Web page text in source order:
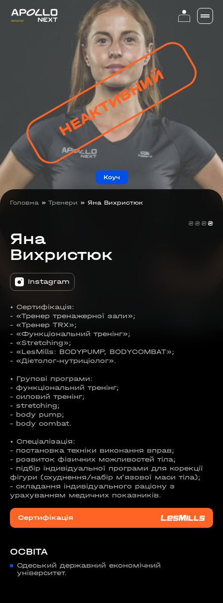
НЕАКТИВНИЙ
Коуч
Головна » Тренери » Яна Вихристюк
₴
₴
₴
₴
Яна
Вихристюк
Instagram
• Сертифікація:
- «Тренер тренажерної зали»;
- «Тренер TRX»;
- «Функціональний тренінг»;
- «Stretching»;
- «LesMills: BODYPUMP, BODYCOMBAT»;
- «Дієтолог-нутриціолог».
• Групові програми:
- функціональний тренінг;
- силовий тренінг;
- stretching;
- body pump;
- body combat.
• Спеціалізація:
- постановка техніки виконання вправ;
- розвиток фізичних можливостей тіла;
- підбір індивідуальної програми для корекції
фігури (схуднення/набір м'язової маси тіла);
- складання індивідуального раціону з
урахуванням медичних показників.
Сертифікація
ОСВІТА
Одеський державний економічний
університет.